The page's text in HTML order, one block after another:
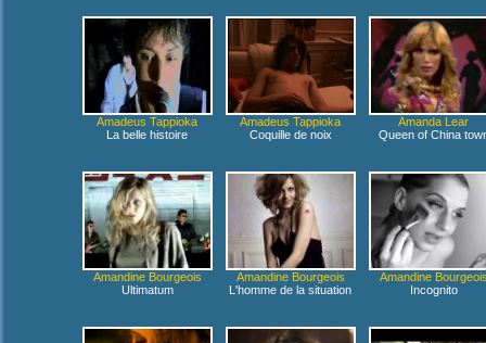
Amadeus Tappioka
La belle histoire
Amadeus Tappioka
Coquille de noix
Amanda Lear
Queen of China
Amandine Bourgeois
Ultimatum
Amandine Bourgeois
L'homme de la situation
Amandine
Incognito